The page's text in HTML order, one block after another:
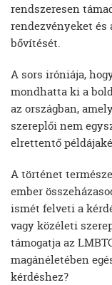
rendszeresen
rendezvényeket és
bővítését.
A sors iróniája,
mondhatta ki a
az országban,
szereplői nem
elrettentő
A történet
ember
ismét felveti a
vagy közéleti
támogatja az
magánéletében
kérdéshez?